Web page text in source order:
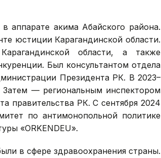
аппарате акима Абайского района.
юстиции Карагандинской области.
области, а также
Был консультантом отдела
Президента РК. В 2023–
Затем — региональным инспектором
правительства РК. С сентября 2024
по антимонопольной политике
«ORKENDEU».
в сфере здравоохранения страны.